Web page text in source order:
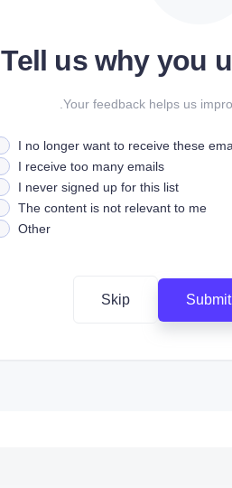
Tell us why you
Your feedback helps us
I no longer want to receive these
I receive too many emails
I never signed up for this list
The content is not relevant to me
Other
Skip